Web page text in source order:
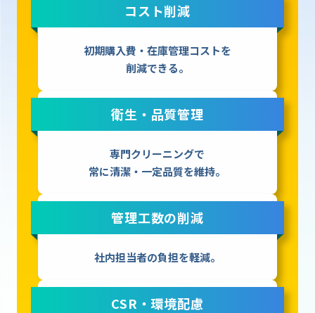
コスト削減
初期購入費・在庫管理コストを
削減できる。
衛生・品質管理
専門クリーニングで
常に清潔・一定品質を維持。
管理工数の削減
社内担当者の負担を軽減。
CSR・環境配慮